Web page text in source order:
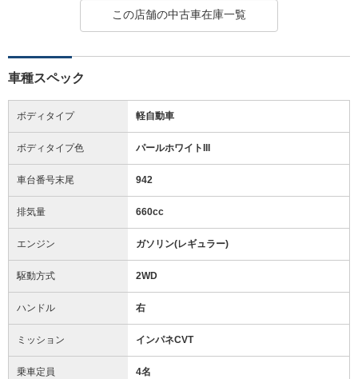
この店舗の中古車在庫一覧
車種スペック
ボディタイプ 軽自動車
ボディタイプ色 パールホワイトIII
車台番号末尾 942
排気量 660cc
エンジン ガソリン(レギュラー)
駆動方式 2WD
ハンドル 右
ミッション インパネCVT
乗車定員 4名